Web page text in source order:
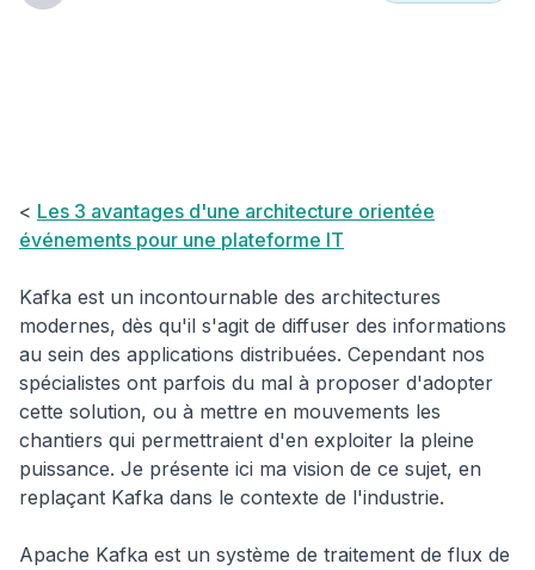
< Les 3 avantages d'une architecture orientée
événements pour une plateforme IT
Kafka est un incontournable des architectures
modernes, dès qu'il s'agit de diffuser des informations
au sein des applications distribuées. Cependant nos
spécialistes ont parfois du mal à proposer d'adopter
cette solution, ou à mettre en mouvements les
chantiers qui permettraient d'en exploiter la pleine
puissance. Je présente ici ma vision de ce sujet, en
replaçant Kafka dans le contexte de l'industrie.
Apache Kafka est un système de traitement de flux de